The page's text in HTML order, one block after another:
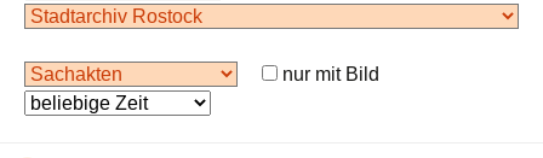
nur mit Bild